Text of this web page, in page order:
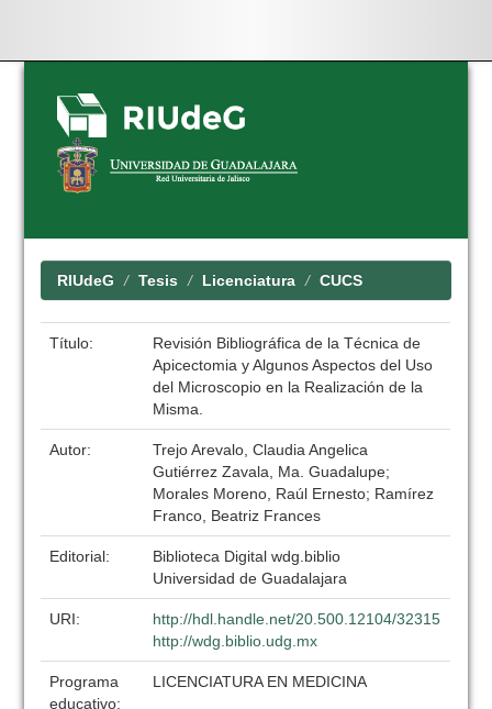
Skip
navigation
RIUdeG Tesis Licenciatura CUCS
Título:
Revisión Bibliográfica de la Técnica de
Apicectomia y Algunos Aspectos del Uso
del Microscopio en la Realización de la
Misma.
Autor:
Trejo Arevalo, Claudia Angelica
Gutiérrez Zavala, Ma. Guadalupe;
Morales Moreno, Raúl Ernesto; Ramírez
Franco, Beatriz Frances
Editorial:
Biblioteca Digital wdg.biblio
Universidad de Guadalajara
URI:
http://hdl.handle.net/20.500.12104/32315
http://wdg.biblio.udg.mx
Programa
educativo:
LICENCIATURA EN MEDICINA